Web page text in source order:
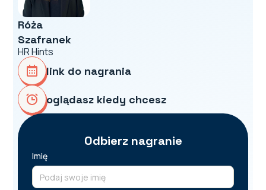
Róża
Szafranek
HR Hints
link do nagrania
oglądasz kiedy chcesz
Odbierz nagranie
Imię